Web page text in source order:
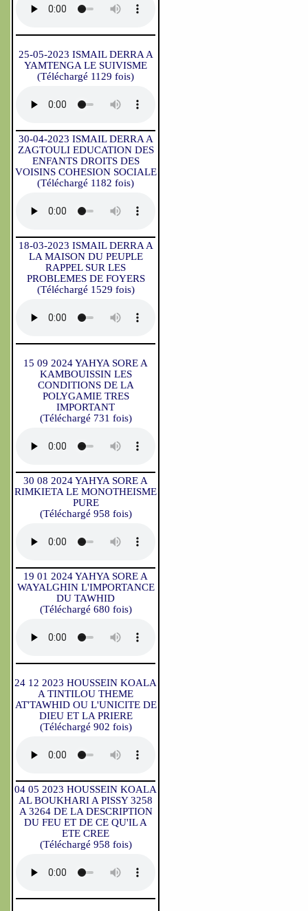
25-05-2023 ISMAIL DERRA A
YAMTENGA LE SUIVISME
(Téléchargé 1129 fois)
30-04-2023 ISMAIL DERRA A
ZAGTOULI EDUCATION DES
ENFANTS DROITS DES
VOISINS COHESION SOCIALE
(Téléchargé 1182 fois)
18-03-2023 ISMAIL DERRA A
LA MAISON DU PEUPLE
RAPPEL SUR LES
PROBLEMES DE FOYERS
(Téléchargé 1529 fois)
15 09 2024 YAHYA SORE A
KAMBOUISSIN LES
CONDITIONS DE LA
POLYGAMIE TRES
IMPORTANT
(Téléchargé 731 fois)
30 08 2024 YAHYA SORE A
RIMKIETA LE MONOTHEISME
PURE
(Téléchargé 958 fois)
19 01 2024 YAHYA SORE A
WAYALGHIN L'IMPORTANCE
DU TAWHID
(Téléchargé 680 fois)
24 12 2023 HOUSSEIN KOALA
A TINTILOU THEME
AT'TAWHID OU L'UNICITE DE
DIEU ET LA PRIERE
(Téléchargé 902 fois)
04 05 2023 HOUSSEIN KOALA
AL BOUKHARI A PISSY 3258
A 3264 DE LA DESCRIPTION
DU FEU ET DE CE QU'IL A
ETE CREE
(Téléchargé 958 fois)